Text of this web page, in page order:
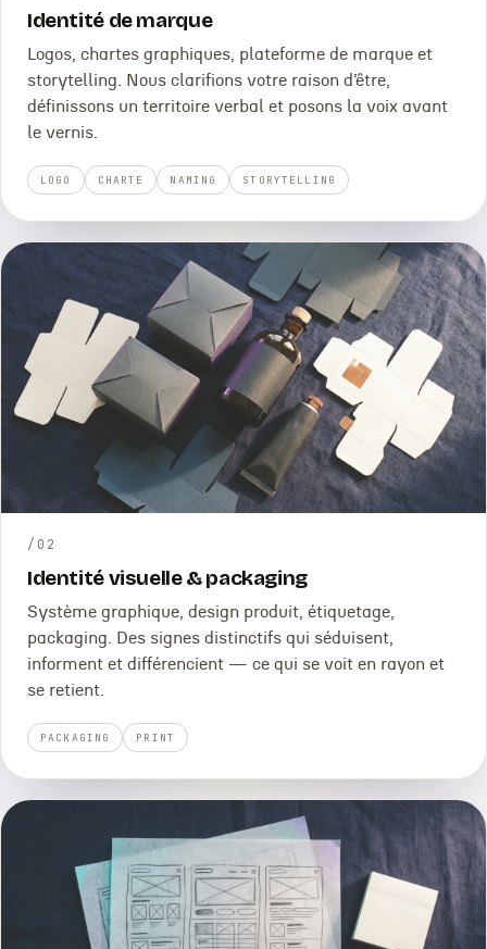
Identité de marque
Logos, chartes graphiques, plateforme de marque et
storytelling. Nous clarifions votre raison d’être,
définissons un territoire verbal et posons la voix avant
le vernis.
LOGO CHARTE NAMING STORYTELLING
/ 02
Identité visuelle & packaging
Système graphique, design produit, étiquetage,
packaging. Des signes distinctifs qui séduisent,
informent et différencient — ce qui se voit en rayon et
se retient.
PACKAGING PRINT